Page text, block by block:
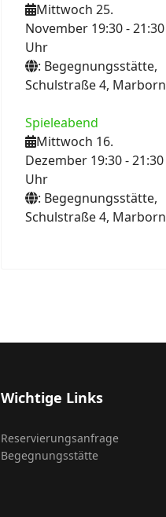
Mittwoch 25.
November 19:30- 21:30
Uhr
: Begegnungsstätte,
Schulstraße 4, Marborn
Spieleabend
Mittwoch 16.
Dezember 19:30- 21:30
Uhr
: Begegnungsstätte,
Schulstraße 4, Marborn
Wichtige Links
Reservierungsanfrage
Begegnungsstätte